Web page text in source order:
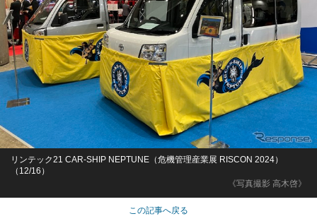
《写真撮影 高木啓》
リンテック21 CAR-SHIP NEPTUNE（危機管理産業展 RISCON 2024）
（12/16）
この記事へ戻る